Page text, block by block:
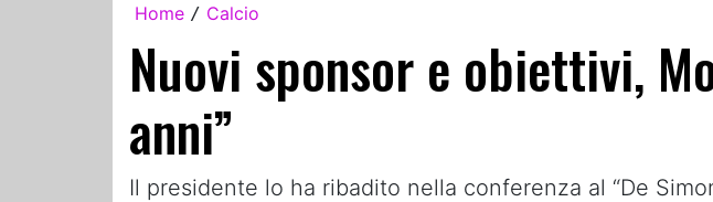
Home / Calcio
Nuovi sponsor e obiettivi,
anni”
Il presidente lo ha ribadito nella conferenza al “De